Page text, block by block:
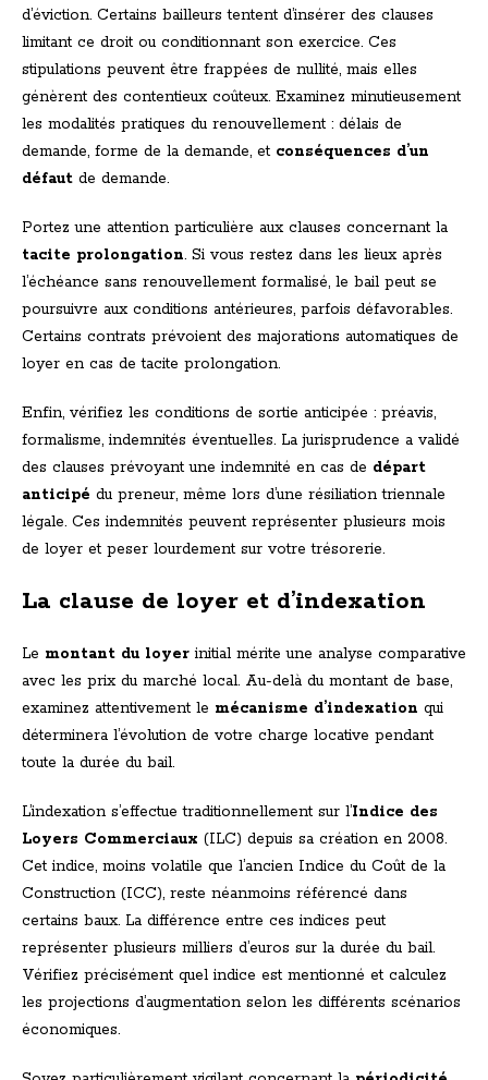
d’éviction. Certains bailleurs tentent d’insérer des clauses
limitant ce droit ou conditionnant son exercice. Ces
stipulations peuvent être frappées de nullité, mais elles
génèrent des contentieux coûteux. Examinez minutieusement
les modalités pratiques du renouvellement : délais de
demande, forme de la demande, et conséquences d’un
défaut de demande.
Portez une attention particulière aux clauses concernant la
tacite prolongation. Si vous restez dans les lieux après
l’échéance sans renouvellement formalisé, le bail peut se
poursuivre aux conditions antérieures, parfois défavorables.
Certains contrats prévoient des majorations automatiques de
loyer en cas de tacite prolongation.
Enfin, vérifiez les conditions de sortie anticipée : préavis,
formalisme, indemnités éventuelles. La jurisprudence a validé
des clauses prévoyant une indemnité en cas de départ
anticipé du preneur, même lors d’une résiliation triennale
légale. Ces indemnités peuvent représenter plusieurs mois
de loyer et peser lourdement sur votre trésorerie.
La clause de loyer et d’indexation
Le montant du loyer initial mérite une analyse comparative
avec les prix du marché local. Au-delà du montant de base,
examinez attentivement le mécanisme d’indexation qui
déterminera l’évolution de votre charge locative pendant
toute la durée du bail.
L’indexation s’effectue traditionnellement sur l’Indice des
Loyers Commerciaux (ILC) depuis sa création en 2008.
Cet indice, moins volatile que l’ancien Indice du Coût de la
Construction (ICC), reste néanmoins référencé dans
certains baux. La différence entre ces indices peut
représenter plusieurs milliers d’euros sur la durée du bail.
Vérifiez précisément quel indice est mentionné et calculez
les projections d’augmentation selon les différents scénarios
économiques.